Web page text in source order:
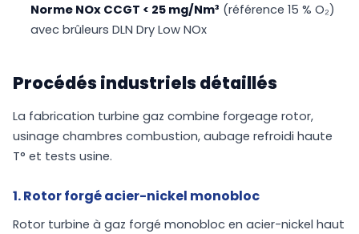
Norme NOx CCGT < 25 mg/Nm³ (référence 15 % O₂)
avec brûleurs DLN Dry Low NOx
Procédés industriels détaillés
La fabrication turbine gaz combine forgeage rotor,
usinage chambres combustion, aubage refroidi haute
T° et tests usine.
1. Rotor forgé acier-nickel monobloc
Rotor turbine à gaz forgé monobloc en acier-nickel haut